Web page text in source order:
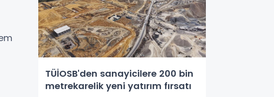
TÜİOSB'den sanayicilere 200 bin
metrekarelik yeni yatırım fırsatı